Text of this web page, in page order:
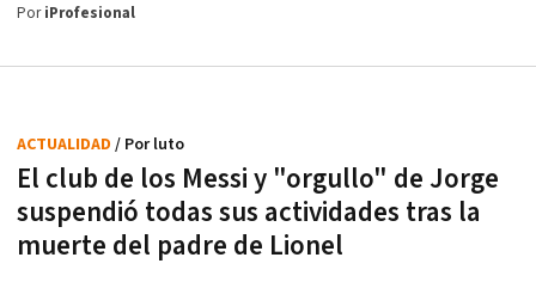
PoriProfesional
El club de los Messi y "orgullo" de Jorge
suspendió todas sus actividades tras la
muerte del padre de Lionel
ACTUALIDAD / Por luto